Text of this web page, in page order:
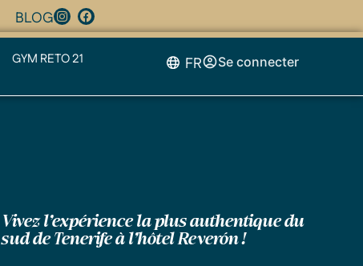
BLOG
GYM RETO 21 FR Se connecter
Vivez l’expérience la plus authentique du
sud de Tenerife à l’hôtel Reverón !